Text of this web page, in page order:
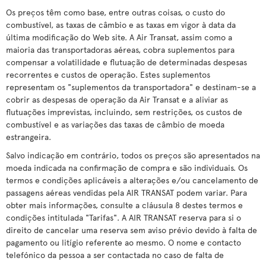
Os preços têm como base, entre outras coisas, o custo do
combustível, as taxas de câmbio e as taxas em vigor à data da
última modificação do Web site. A Air Transat, assim como a
maioria das transportadoras aéreas, cobra suplementos para
compensar a volatilidade e flutuação de determinadas despesas
recorrentes e custos de operação. Estes suplementos
representam os "suplementos da transportadora" e destinam-se a
cobrir as despesas de operação da Air Transat e a aliviar as
flutuações imprevistas, incluindo, sem restrições, os custos de
combustível e as variações das taxas de câmbio de moeda
estrangeira.
Salvo indicação em contrário, todos os preços são apresentados na
moeda indicada na confirmação de compra e são individuais. Os
termos e condições aplicáveis a alterações e/ou cancelamento de
passagens aéreas vendidas pela AIR TRANSAT podem variar. Para
obter mais informações, consulte a cláusula 8 destes termos e
condições intitulada "Tarifas". A AIR TRANSAT reserva para si o
direito de cancelar uma reserva sem aviso prévio devido à falta de
pagamento ou litígio referente ao mesmo. O nome e contacto
telefónico da pessoa a ser contactada no caso de falta de